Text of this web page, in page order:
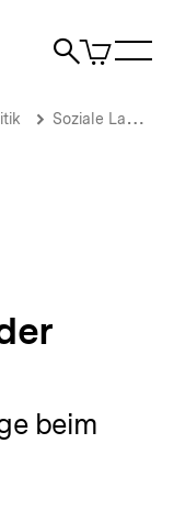
Suche
Artikel
im
Soziale Lage
beim